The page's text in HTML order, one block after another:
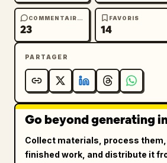
COMMENTAIRES
23
FAVORIS
14
PARTAGER
Go beyond generating
Collect materials, process
finished work, and distribute it